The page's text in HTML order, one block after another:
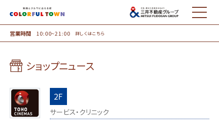
MENU
営業時間 10:00~21:00 詳しくはこちら
ショップニュース
2F
サービス・クリニック